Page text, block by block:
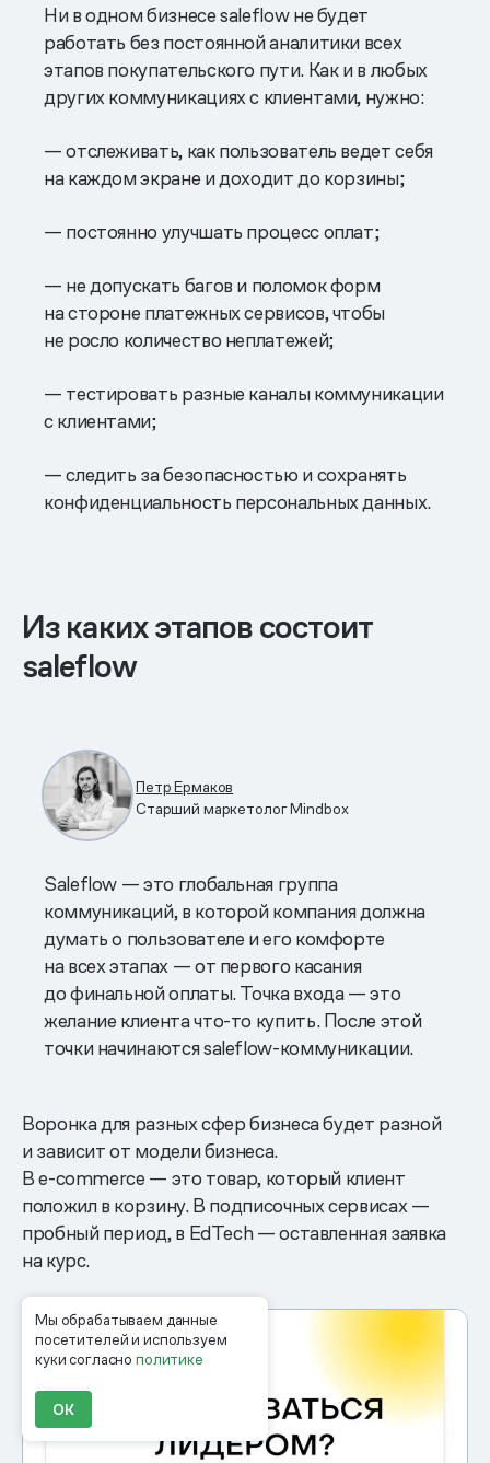
Мы обрабатываем данные
посетителей и используем
куки согласнополитике
ОК
Ни в одном бизнесе saleflow не будет
работать без постоянной аналитики всех
этапов покупательского пути. Как и в любых
других коммуникациях с клиентами, нужно:
— отслеживать, как пользователь ведет себя
на каждом экране и доходит до корзины;
— постоянно улучшать процесс оплат;
— не допускать багов и поломок форм
на стороне платежных сервисов, чтобы
не росло количество неплатежей;
— тестировать разные каналы коммуникации
с клиентами;
— следить за безопасностью и сохранять
конфиденциальность персональных данных.
Из каких этапов состоит
saleflow
Петр Ермаков
Старший маркетолог Mindbox
Saleflow — это глобальная группа
коммуникаций, в которой компания должна
думать о пользователе и его комфорте
на всех этапах — от первого касания
до финальной оплаты. Точка входа — это
желание клиента что-то купить. После этой
точки начинаются saleflow-коммуникации.
Воронка для разных сфер бизнеса будет разной
и зависит от модели бизнеса.
В e-commerce — это товар, который клиент
положил в корзину. В подписочных сервисах —
пробный период, в EdTech — оставленная заявка
на курс.